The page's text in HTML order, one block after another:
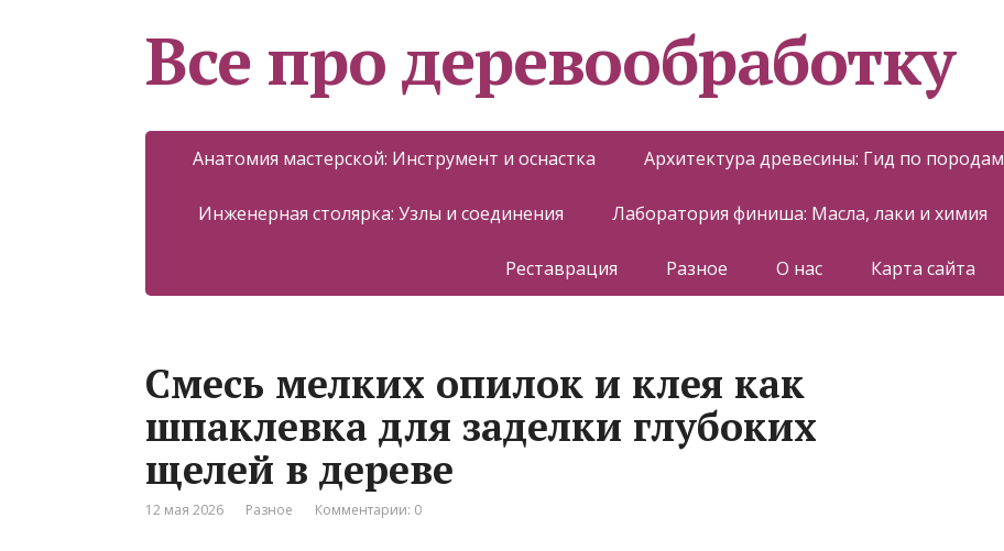
Все про деревообработку
Анатомия мастерской: Инструмент и оснастка Архитектура древесины: Гид по породам
Инженерная столярка: Узлы и соединения Лаборатория финиша: Масла, лаки и химия
Реставрация Разное О нас Карта сайта
Смесь мелких опилок и клея как
шпаклевка для заделки глубоких
щелей в дереве
12 мая 2026 Разное Комментарии: 0